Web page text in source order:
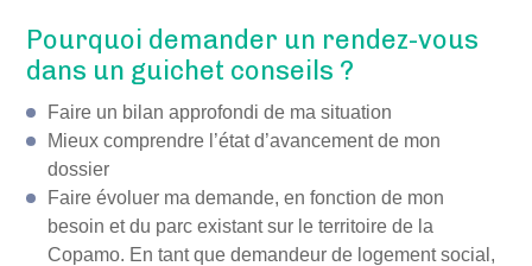
Pourquoi demander un rendez-vous
dans un guichet conseils ?
Faire un bilan approfondi de ma situation
Mieux comprendre l’état d’avancement de mon
dossier
Faire évoluer ma demande, en fonction de mon
besoin et du parc existant sur le territoire de la
Copamo. En tant que demandeur de logement social,